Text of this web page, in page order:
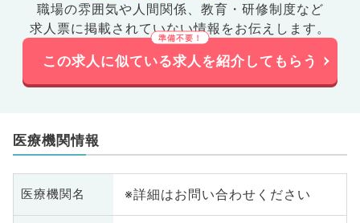
職場の雰囲気や人間関係、 教育・研修制度など
求人票に掲載されていない情報をお伝えします。
この求人に似ている求人を紹介してもらう
医療機関情報
医療機関名 ※詳細はお問い合わせください